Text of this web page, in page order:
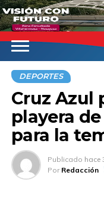
DEPORTES
Cruz Azul
playera
para la
Publicado hace
Por Redacción